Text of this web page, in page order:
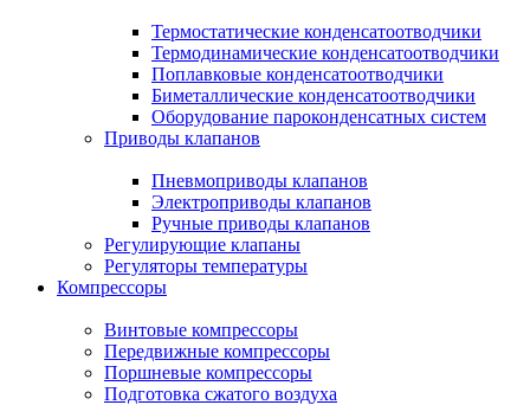
Термостатические конденсатоотводчики
Термодинамические конденсатоотводчики
Поплавковые конденсатоотводчики
Биметаллические конденсатоотводчики
Оборудование пароконденсатных систем
Приводы клапанов
Пневмоприводы клапанов
Электроприводы клапанов
Ручные приводы клапанов
Регулирующие клапаны
Регуляторы температуры
Компрессоры
Винтовые компрессоры
Передвижные компрессоры
Поршневые компрессоры
Подготовка сжатого воздуха